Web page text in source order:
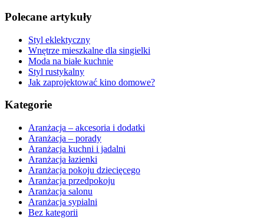
Polecane artykuły
Styl eklektyczny
Wnętrze mieszkalne dla singielki
Moda na białe kuchnie
Styl rustykalny
Jak zaprojektować kino domowe?
Kategorie
Aranżacja – akcesoria i dodatki
Aranżacja – porady
Aranżacja kuchni i jadalni
Aranżacja łazienki
Aranżacja pokoju dziecięcego
Aranżacja przedpokoju
Aranżacja salonu
Aranżacja sypialni
Bez kategorii